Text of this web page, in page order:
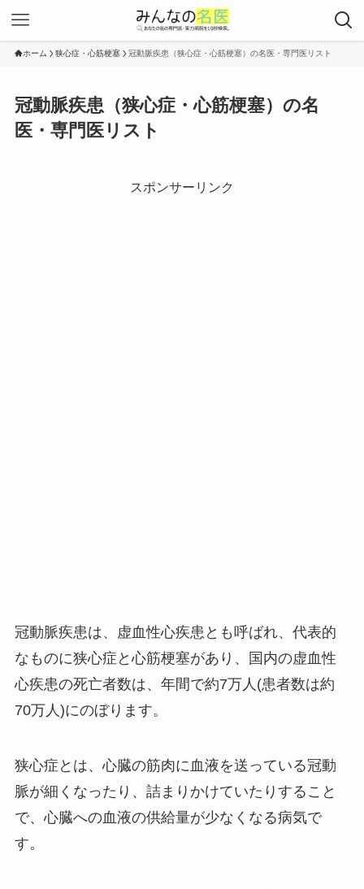
ホーム 狭心症・心筋梗塞 冠動脈疾患（狭心症・心筋梗塞）の名医・専門医リスト
冠動脈疾患（狭心症・心筋梗塞）の名
医・専門医リスト
スポンサーリンク
冠動脈疾患は、虚血性心疾患とも呼ばれ、代表的
なものに狭心症と心筋梗塞があり、国内の虚血性
心疾患の死亡者数は、年間で約7万人(患者数は約
70万人)にのぼります。
狭心症とは、心臓の筋肉に血液を送っている冠動
脈が細くなったり、詰まりかけていたりすること
で、心臓への血液の供給量が少なくなる病気で
す。